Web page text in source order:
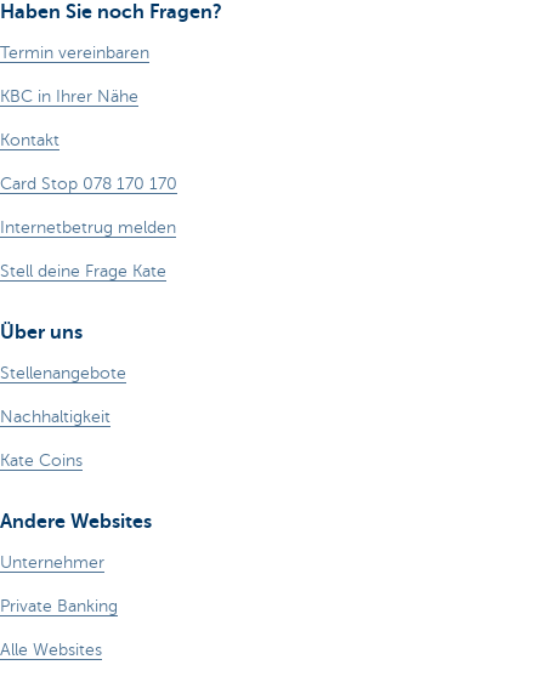
Haben Sie noch Fragen?
Termin vereinbaren
KBC in Ihrer Nähe
Kontakt
Card Stop 078 170 170
Internetbetrug melden
Stell deine Frage Kate
Über uns
Stellenangebote
Nachhaltigkeit
Kate Coins
Andere Websites
Unternehmer
Private Banking
Alle Websites